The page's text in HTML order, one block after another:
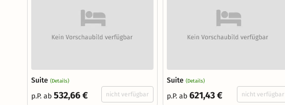
Suite (Details)
p.P. ab 532,66 € nicht verfügbar
Suite (Details)
p.P. ab 621,43 € nicht verfügbar